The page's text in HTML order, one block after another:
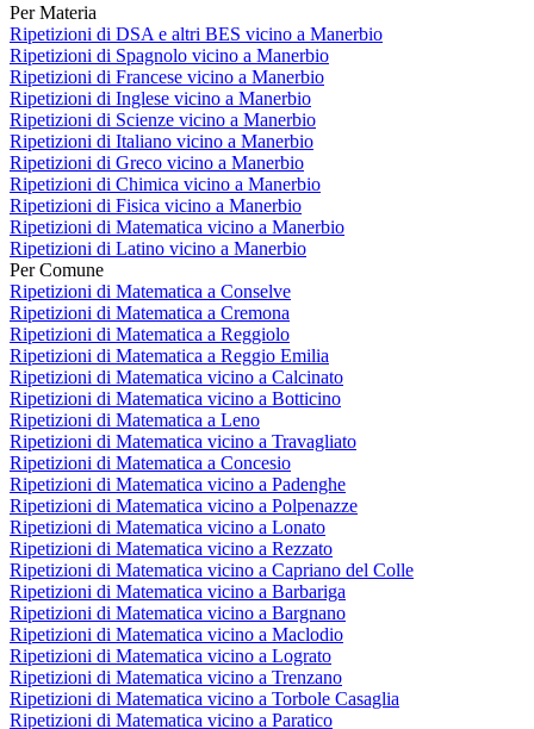
Per Materia
Ripetizioni di DSA e altri BES vicino a Manerbio
Ripetizioni di Spagnolo vicino a Manerbio
Ripetizioni di Francese vicino a Manerbio
Ripetizioni di Inglese vicino a Manerbio
Ripetizioni di Scienze vicino a Manerbio
Ripetizioni di Italiano vicino a Manerbio
Ripetizioni di Greco vicino a Manerbio
Ripetizioni di Chimica vicino a Manerbio
Ripetizioni di Fisica vicino a Manerbio
Ripetizioni di Matematica vicino a Manerbio
Ripetizioni di Latino vicino a Manerbio
Per Comune
Ripetizioni di Matematica a Conselve
Ripetizioni di Matematica a Cremona
Ripetizioni di Matematica a Reggiolo
Ripetizioni di Matematica a Reggio Emilia
Ripetizioni di Matematica vicino a Calcinato
Ripetizioni di Matematica vicino a Botticino
Ripetizioni di Matematica a Leno
Ripetizioni di Matematica vicino a Travagliato
Ripetizioni di Matematica a Concesio
Ripetizioni di Matematica vicino a Padenghe
Ripetizioni di Matematica vicino a Polpenazze
Ripetizioni di Matematica vicino a Lonato
Ripetizioni di Matematica vicino a Rezzato
Ripetizioni di Matematica vicino a Capriano del Colle
Ripetizioni di Matematica vicino a Barbariga
Ripetizioni di Matematica vicino a Bargnano
Ripetizioni di Matematica vicino a Maclodio
Ripetizioni di Matematica vicino a Lograto
Ripetizioni di Matematica vicino a Trenzano
Ripetizioni di Matematica vicino a Torbole Casaglia
Ripetizioni di Matematica vicino a Paratico